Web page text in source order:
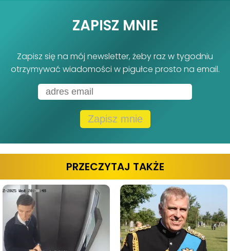
ZAPISZ MNIE
Zapisz się na mój newsletter, żeby raz w tygodniu
otrzymywać wiadomości w pigułce prosto na email.
Zapisz mnie
PRZECZYTAJ TAKŻE